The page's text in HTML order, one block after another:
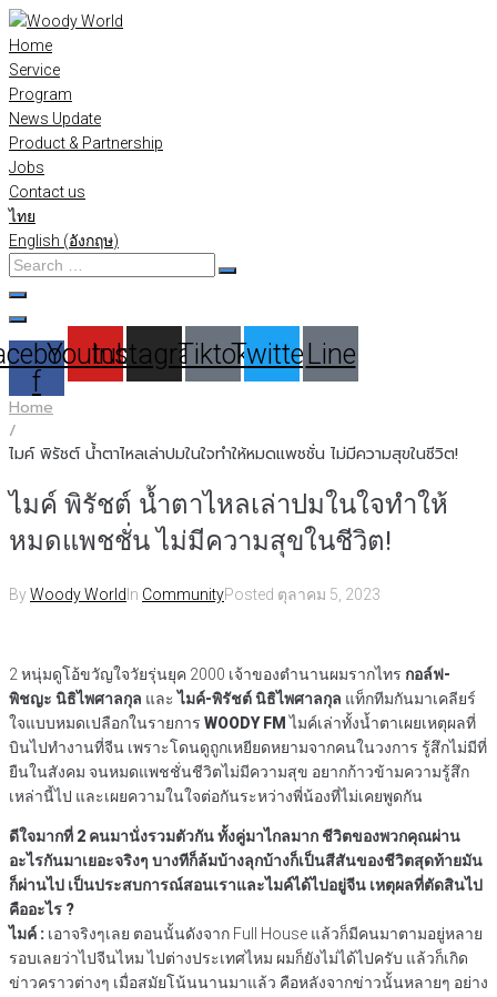
Skip
to
content
Home
Service
Program
News Update
Product & Partnership
Jobs
Contact us
ไทย
English (อังกฤษ)
Search
…
f
Youtube
Instagram
TiktokTwitterLine
Home
/
ไมค์ พิรัชต์ น้ำตาไหลเล่าปมในใจทำให้หมดแพชชั่น ไม่มีความสุขในชีวิต!
ไมค์ พิรัชต์ น้ำตาไหลเล่าปมในใจทำให้
หมดแพชชั่น ไม่มีความสุขในชีวิต!
ByWoody World In CommunityPosted ตุลาคม 5, 2023
2 หนุ่มดูโอ้ขวัญใจวัยรุ่นยุค 2000 เจ้าของตำนานผมรากไทร กอล์ฟ-
พิชญะ นิธิไพศาลกุล และไมค์-พิรัชต์ นิธิไพศาลกุล แท็กทีมกันมาเคลียร์
ใจแบบหมดเปลือกในรายการ WOODY FM ไมค์เล่าทั้งน้ำตาเผยเหตุผลที่
บินไปทำงานที่จีน เพราะโดนดูถูกเหยียดหยามจากคนในวงการ รู้สึกไม่มีที่
ยืนในสังคม จนหมดแพชชั่นชีวิตไม่มีความสุข อยากก้าวข้ามความรู้สึก
เหล่านี้ไป และเผยความในใจต่อกันระหว่างพี่น้องที่ไม่เคยพูดกัน
ดีใจมากที่ 2 คนมานั่งรวมตัวกัน ทั้งคู่มาไกลมาก ชีวิตของพวกคุณผ่าน
อะไรกันมาเยอะจริงๆ บางทีก็ล้มบ้างลุกบ้างก็เป็นสีสันของชีวิตสุดท้ายมัน
ก็ผ่านไป เป็นประสบการณ์สอนเราและไมค์ได้ไปอยู่จีน เหตุผลที่ตัดสินไป
คืออะไร ?
ไมค์ : เอาจริงๆเลย ตอนนั้นดังจาก Full House แล้วก็มีคนมาตามอยู่หลาย
รอบเลยว่าไปจีนไหม ไปต่างประเทศไหม ผมก็ยังไม่ได้ไปครับ แล้วก็เกิด
ข่าวคราวต่างๆ เมื่อสมัยโน้นนานมาแล้ว คือหลังจากข่าวนั้นหลายๆ อย่าง